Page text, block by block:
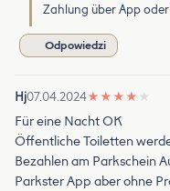
Zahlung über App
Odpowiedzi
Hj07.04.2024★ ★ ★ ★ ★
Für eine Nacht OK
Öffentliche Toiletten
Bezahlen am Parkschein
Parkster App aber ohne